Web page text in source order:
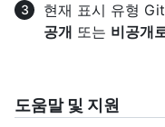
현재 표시 유형
공개 또는 비공개
도움말 및 지원